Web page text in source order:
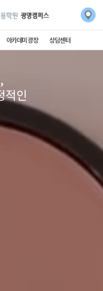
아카데미 광장 상담센터
적인